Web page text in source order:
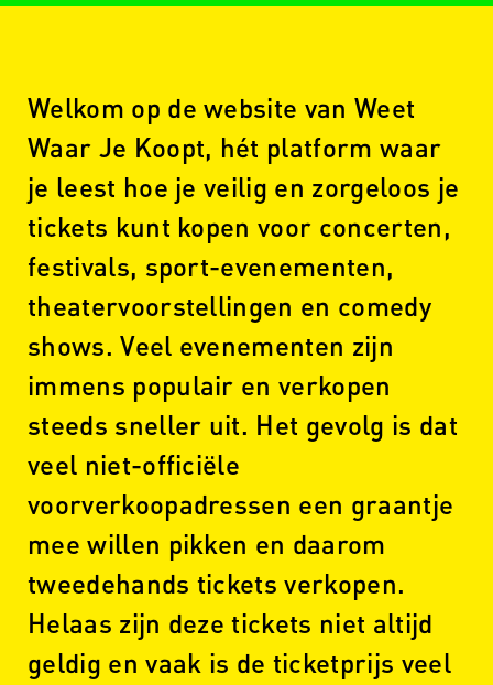
Welkom op de website van Weet
Waar Je Koopt, hét platform waar
je leest hoe je veilig en zorgeloos je
tickets kunt kopen voor concerten,
festivals, sport-evenementen,
theatervoorstellingen en comedy
shows. Veel evenementen zijn
immens populair en verkopen
steeds sneller uit. Het gevolg is dat
veel niet-officiële
voorverkoopadressen een graantje
mee willen pikken en daarom
tweedehands tickets verkopen.
Helaas zijn deze tickets niet altijd
geldig en vaak is de ticketprijs veel